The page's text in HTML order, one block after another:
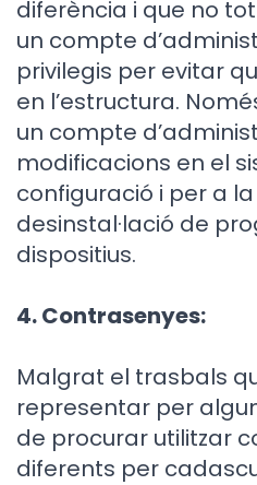
diferència i que no
un compte
privilegis per evitar
en l’estructura.
un compte
modificacions en el
configuració i per a la
desinstal·lació de
dispositius.
4. Contrasenyes:
Malgrat el trasbals
representar per
de procurar utilitzar
diferents per